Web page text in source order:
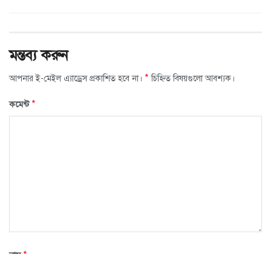
মন্তব্য করুন
আপনার ই-মেইল এ্যাড্রেস প্রকাশিত হবে না। * চিহ্নিত বিষয়গুলো আবশ্যক।
কমেন্ট*